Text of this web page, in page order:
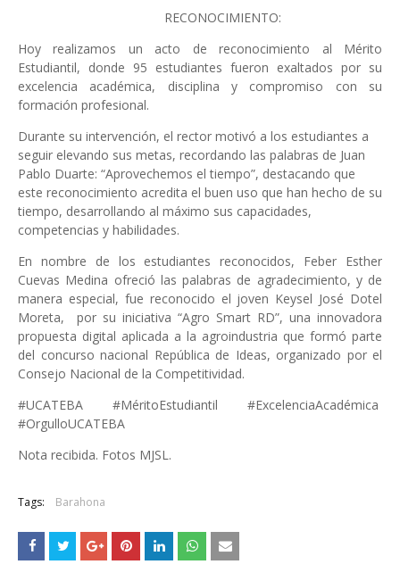
RECONOCIMIENTO:
Hoy realizamos un acto de reconocimiento al Mérito
Estudiantil, donde 95 estudiantes fueron exaltados por su
excelencia académica, disciplina y compromiso con su
formación profesional.
Durante su intervención, el rector motivó a los estudiantes a
seguir elevando sus metas, recordando las palabras de Juan
Pablo Duarte: “Aprovechemos el tiempo”, destacando que
este reconocimiento acredita el buen uso que han hecho de su
tiempo, desarrollando al máximo sus capacidades,
competencias y habilidades.
En nombre de los estudiantes reconocidos, Feber Esther
Cuevas Medina ofreció las palabras de agradecimiento, y de
manera especial, fue reconocido el joven Keysel José Dotel
Moreta,
por su iniciativa “Agro Smart RD”, una innovadora
propuesta digital aplicada a la agroindustria que formó parte
del concurso nacional República de Ideas, organizado por el
Consejo Nacional de la Competitividad.
#UCATEBA #MéritoEstudiantil #ExcelenciaAcadémica
#OrgulloUCATEBA
Nota recibida. Fotos MJSL.
Tags: Barahona